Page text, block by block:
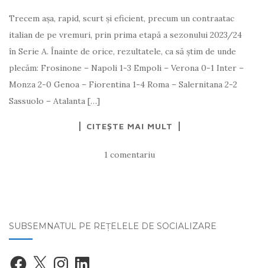
Trecem așa, rapid, scurt și eficient, precum un contraatac
italian de pe vremuri, prin prima etapă a sezonului 2023/24
în Serie A. Înainte de orice, rezultatele, ca să știm de unde
plecăm: Frosinone – Napoli 1-3 Empoli – Verona 0-1 Inter –
Monza 2-0 Genoa – Fiorentina 1-4 Roma – Salernitana 2-2
Sassuolo – Atalanta […]
CITEȘTE MAI MULT
1 comentariu
SUBSEMNATUL PE REŢELELE DE SOCIALIZARE
Facebook
X InstagramLinkedIn